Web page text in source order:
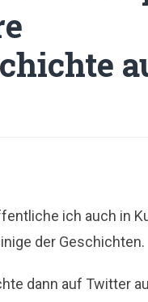
ich auch in
der Geschichten.
dann auf Twitter